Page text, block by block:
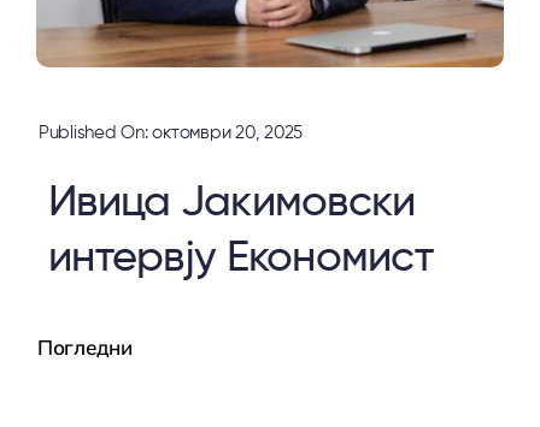
Published On: октомври 20, 2025
Ивица Јакимовски
интервју Економист
Погледни